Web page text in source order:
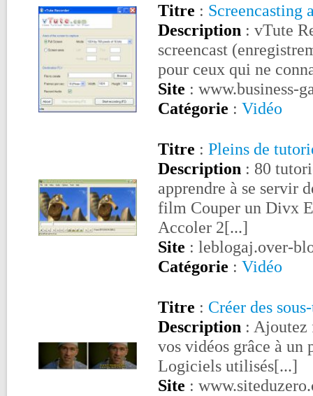
Titre : Screencasting
Description : vTute
screencast
pour ceux qui ne
Site : www.business-
Catégorie : Vidéo
Titre : Pleins de
Description : 80
apprendre à se servir
film Couper un Divx
Accoler 2[...]
Site : leblogaj.over-
Catégorie : Vidéo
Titre : Créer des
Description : Ajoutez
vos vidéos grâce à
Logiciels utilisés[...]
Site :